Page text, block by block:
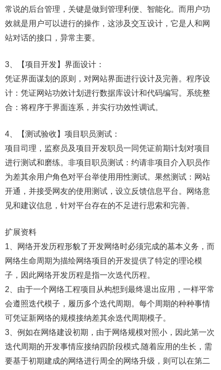
常说的后台管理，关键是做到管理利便、智能化。而用户功
效就是用户可以进行的操作，这涉及交互设计，它是人和网
站对话的接口，异常主要。
3、【项目开发】界面设计：
凭证界面谋划的原则，对网站界面进行设计及完善。程序设
计：凭证网站功效计划进行数据库设计和代码编写。系统整
合：将程序于界面连系，并实行功效性调试。
4、【测试验收】项目职员测试：
项目司理，监察员及项目开发职员一同凭证前期计划对项目
进行测试和磨练。非项目职员测试：约请非项目介入职员作
为差其余用户角色对平台举使用用性测试。果然测试：网站
开通，并接受网友的使用测试，设立反馈信息平台。网络意
见和建议信息，针对平台存在的不足进行思索和完善。
扩展资料
1、网络开发历程形貌了开发网络时必须完成的墓本义务，而
网络生命周期为描绘网络项目的开发提供了特定的理论模
子，因此网络开发历程是指一次迭代历程。
2、由于一个网络工程项目从构想到最终退出应用，一样平常
会遵照迭代模子，履历多个迭代周期。每个周期的种种事情
可凭证新网络的规模接纳差其余迭代周期模子。
3、例如在网络建设初期，由于网络规模对照小，因此第一次
迭代周期的开发事情应接纳四阶段模式.随着应用的生长，需
要基于初期建成的网络进行周全的网络升级，则可以在第二